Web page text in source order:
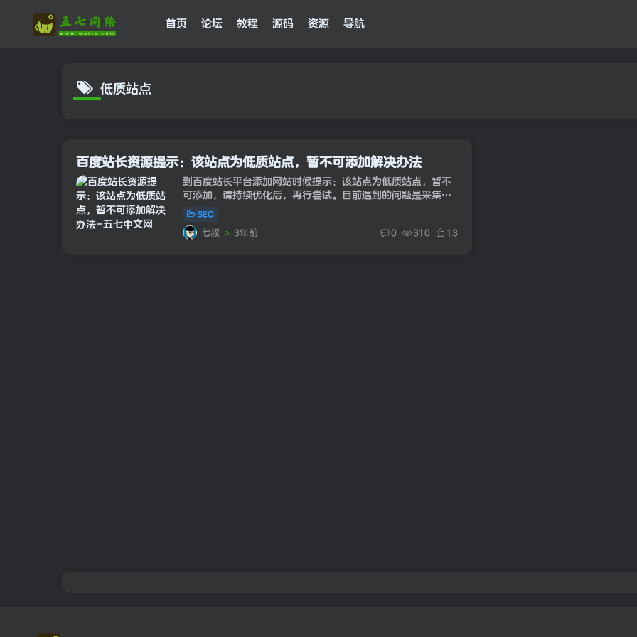
首页 论坛 教程 源码 资源 导航
低质站点
百度站长资源提示：该站点为低质站点，暂不可添加解决办法
到百度站长平台添加网站时候提示：该站点为低质站点，暂不
可添加，请持续优化后，再行尝试。目前遇到的问题是采集了
太多低质内容，甚至是违规的关键词，俗称灰色词，而且更新
SEO
七叔 3年前 0 310 13